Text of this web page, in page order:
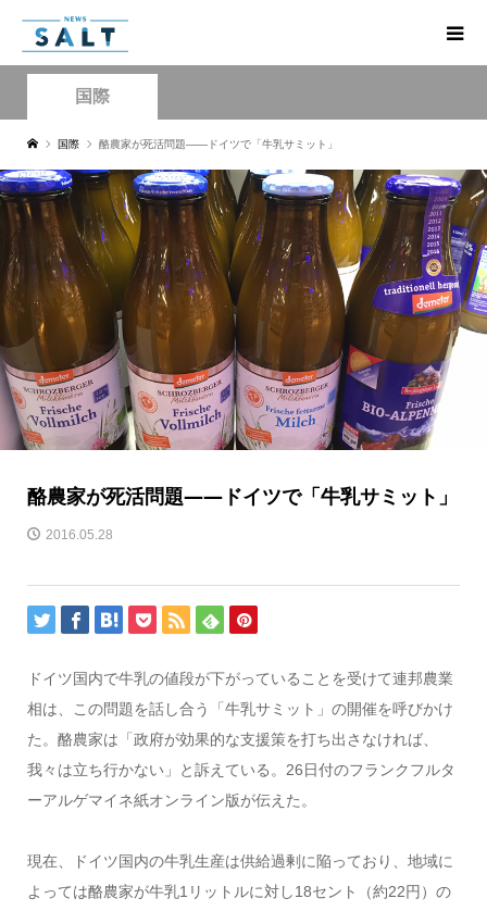
国際
国際 酪農家が死活問題――ドイツで「牛乳サミット」
酪農家が死活問題――ドイツで「牛乳サミット」
2016.05.28
ドイツ国内で牛乳の値段が下がっていることを受けて連邦農業
相は、この問題を話し合う「牛乳サミット」の開催を呼びかけ
た。酪農家は「政府が効果的な支援策を打ち出さなければ、
我々は立ち行かない」と訴えている。26日付のフランクフルタ
ーアルゲマイネ紙オンライン版が伝えた。
現在、ドイツ国内の牛乳生産は供給過剰に陥っており、地域に
よっては酪農家が牛乳1リットルに対し18セント（約22円）の